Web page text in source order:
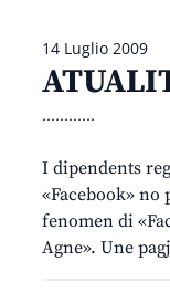
14 Luglio 2009
............
I dipendents
«Facebook»
fenomen di
Agne». Une